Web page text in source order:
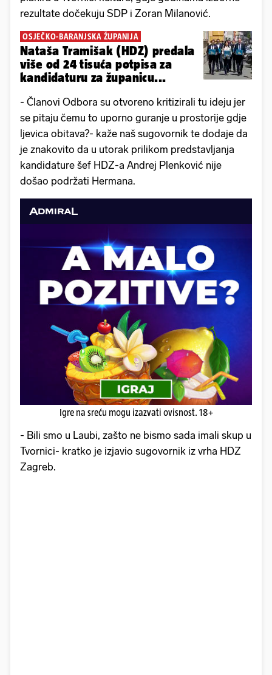
rezultate dočekuju SDP i Zoran Milanović.
OSJEČKO-BARANJSKA ŽUPANIJA
Nataša Tramišak (HDZ) predala
više od 24 tisuća potpisa za
kandidaturu za županicu...
- Članovi Odbora su otvoreno kritizirali tu ideju jer
se pitaju čemu to uporno guranje u prostorije gdje
ljevica obitava?- kaže naš sugovornik te dodaje da
je znakovito da u utorak prilikom predstavljanja
kandidature šef HDZ-a Andrej Plenković nije
došao podržati Hermana.
Igre na sreću mogu izazvati ovisnost. 18+
- Bili smo u Laubi, zašto ne bismo sada imali skup u
Tvornici- kratko je izjavio sugovornik iz vrha HDZ
Zagreb.